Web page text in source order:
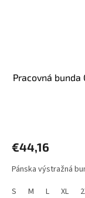
Pracovná bunda
€44,16
Pánska výstražná
S
M L XL